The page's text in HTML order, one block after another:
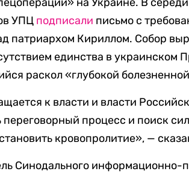
УПЦ подписали письмо с
патриархом Кириллом. Собор
единства в украинском
раскол «глубокой
к власти и власти
процесс и поиск
кровопролитие», —
Синодального информационно-